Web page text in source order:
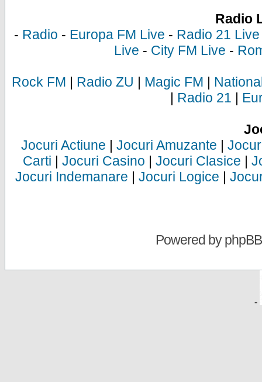
Radio
- Radio - Europa FM Live - Radio 21 Live
Live - City FM Live -
Rock FM | Radio ZU | Magic FM |
| Radio 21 |
Jocuri Actiune | Jocuri Amuzante |
Carti | Jocuri Casino | Jocuri Clasice |
Jocuri Indemanare | Jocuri Logice |
Powered byphpBB
-